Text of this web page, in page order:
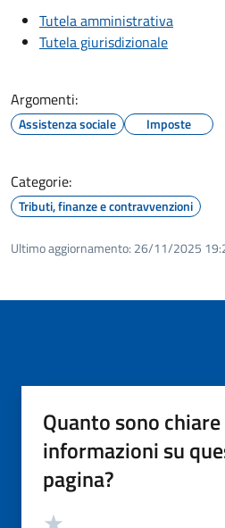
Tutela amministrativa
Tutela giurisdizionale
Argomenti:
Assistenza sociale Imposte
Categorie:
Tributi, finanze e contravvenzioni
Ultimo aggiornamento: 26/11/2025
Quanto sono
informazioni su
pagina?
Valutazione